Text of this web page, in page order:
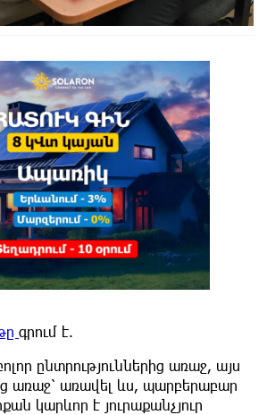
գրում է.
ընտրություններից առաջ, այս
առաջ՝ առավել ևս, պարբերաբար
կարևոր է յուրաքանչյուր